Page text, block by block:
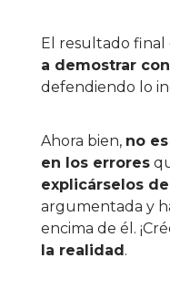
El resultado final
a demostrar
defendiendo lo
Ahora bien, no
en los errores
explicárselos
argumentada y
encima de él.
la realidad.